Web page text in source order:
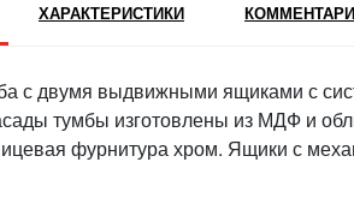
ХАРАКТЕРИСТИКИ
с двумя выдвижными ящиками с
тумбы изготовлены из МДФ и
фурнитура хром. Ящики с